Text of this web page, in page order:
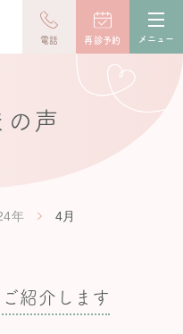
電話 再診予約 メニュー
の声
年 4月
紹介します